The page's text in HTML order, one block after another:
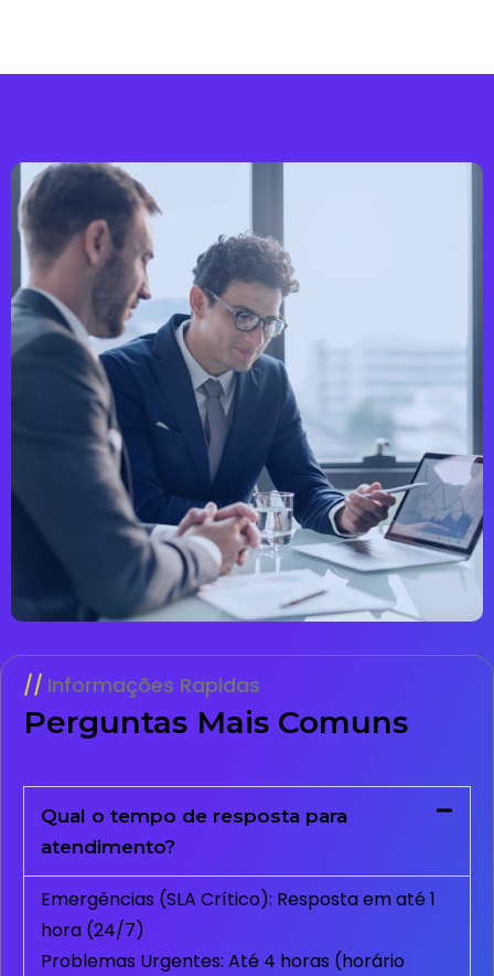
Informações Rapidas
Perguntas Mais Comuns
Qual o tempo de resposta para
atendimento?
Emergências (SLA Crítico): Resposta em até 1
hora (24/7)
Problemas Urgentes: Até 4 horas (horário